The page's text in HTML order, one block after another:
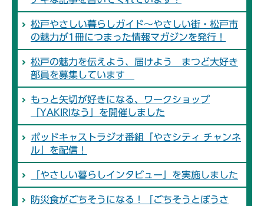
松戸やさしい暮らしガイド～やさしい街・松戸市
の魅力が1冊につまった情報マガジンを発行！
松戸の魅力を伝えよう、届けよう まつど大好き
部員を募集しています
もっと矢切が好きになる、ワークショップ
「YAKIRIなう」を開催しました
ポッドキャストラジオ番組「やさシティ チャンネ
ル」を配信！
「やさしい暮らしインタビュー」を実施しました
防災食がごちそうになる！「ごちそうとぼうさ